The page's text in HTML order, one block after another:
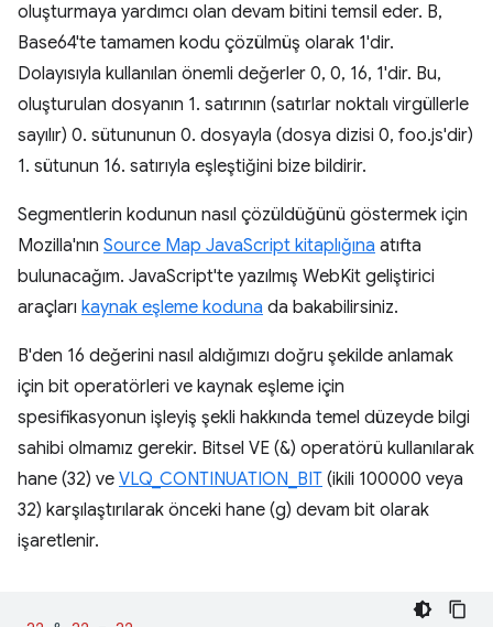
oluşturmaya yardımcı olan devam bitini temsil eder. B,
Base64'te tamamen kodu çözülmüş olarak 1'dir.
Dolayısıyla kullanılan önemli değerler 0, 0, 16, 1'dir. Bu,
oluşturulan dosyanın 1. satırının (satırlar noktalı virgüllerle
sayılır) 0. sütununun 0. dosyayla (dosya dizisi 0, foo.js'dir)
1. sütunun 16. satırıyla eşleştiğini bize bildirir.
Segmentlerin kodunun nasıl çözüldüğünü göstermek için
Mozilla'nın Source Map JavaScript kitaplığına atıfta
bulunacağım. JavaScript'te yazılmış WebKit geliştirici
araçları kaynak eşleme koduna da bakabilirsiniz.
B'den 16 değerini nasıl aldığımızı doğru şekilde anlamak
için bit operatörleri ve kaynak eşleme için
spesifikasyonun işleyiş şekli hakkında temel düzeyde bilgi
sahibi olmamız gerekir. Bitsel VE (&) operatörü kullanılarak
hane (32) ve VLQ_CONTINUATION_BIT (ikili 100000 veya
32) karşılaştırılarak önceki hane (g) devam bit olarak
işaretlenir.